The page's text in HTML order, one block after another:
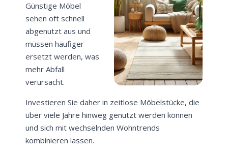
Günstige Möbel
sehen oft schnell
abgenutzt aus und
müssen häufiger
ersetzt werden, was
mehr Abfall
verursacht.
Investieren Sie daher in zeitlose Möbelstücke, die
über viele Jahre hinweg genutzt werden können
und sich mit wechselnden Wohntrends
kombinieren lassen.